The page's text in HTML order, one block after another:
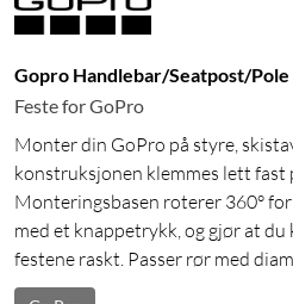
Gopro Handlebar/Seatpost/
Feste for GoPro
Monter din GoPro på styre,
konstruksjonen klemmes lett fast
Monteringsbasen roterer 360°
med et knappetrykk, og gjør at
festene raskt. Passer rør med